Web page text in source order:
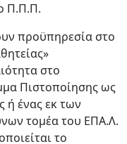
Π.Π.Π.
προϋπηρεσία στο
στο
Πιστοποίησης ως
ή ένας εκ των
τομέα του ΕΠΑ.Λ.
το